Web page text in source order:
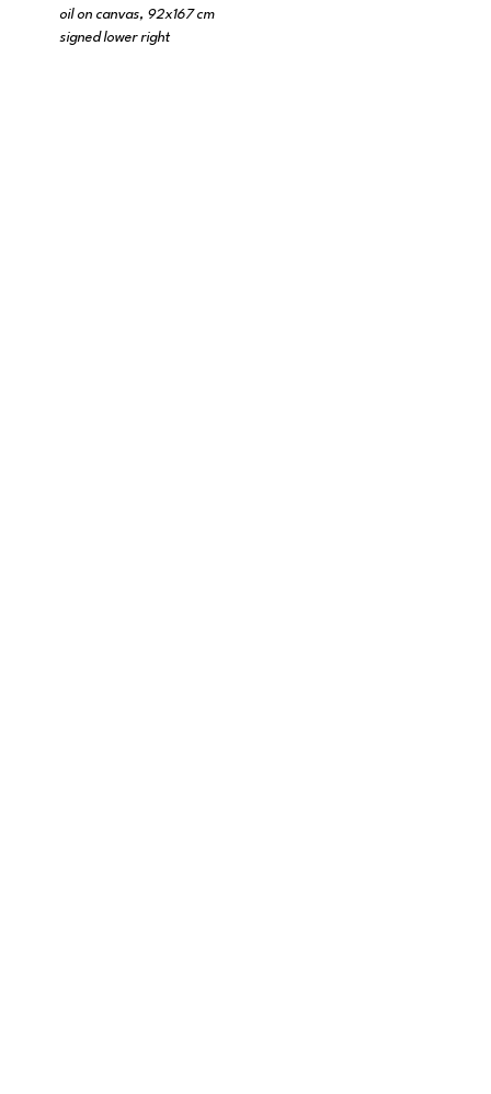
oil on canvas, 92x167 cm
signed lower right